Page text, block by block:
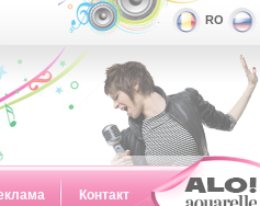
RO
Контакт